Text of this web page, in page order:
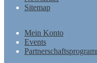
Sitemap
Mein Konto
Events